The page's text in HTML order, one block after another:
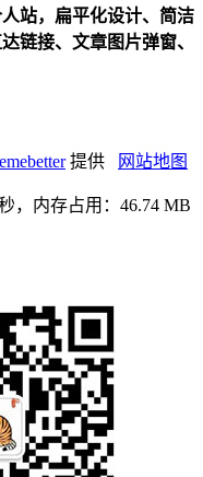
站，扁平化设计、简洁
链接、文章图片弹窗、
提供 网站地图
，内存占用：46.74 MB